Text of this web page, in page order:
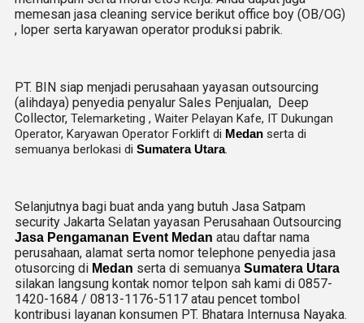
memesan jasa cleaning service berikut office boy (OB/OG)
, loper serta karyawan operator produksi pabrik.
PT. BIN siap menjadi perusahaan yayasan outsourcing
(alihdaya) penyedia penyalur Sales Penjualan, Deep
Collector, Telemarketing , Waiter Pelayan Kafe, IT Dukungan
Operator, Karyawan Operator Forklift di Medan serta di
semuanya berlokasi di Sumatera Utara.
Selanjutnya bagi buat anda yang butuh Jasa Satpam
security Jakarta Selatan yayasan Perusahaan Outsourcing
Jasa Pengamanan Event Medan atau daftar nama
perusahaan, alamat serta nomor telephone penyedia jasa
otusorcing di Medan serta di semuanya Sumatera Utara
silakan langsung kontak nomor telpon sah kami di 0857-
1420-1684 / 0813-1176-5117 atau pencet tombol
kontribusi layanan konsumen PT. Bhatara Internusa Nayaka.